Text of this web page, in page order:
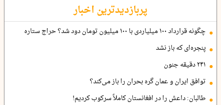
پربازدیدترین اخبار
چگونه قرارداد ۱۰۰ میلیاردی با ۱۰۰ میلیون تومان دود شد؟ حراج ستاره
پنجره‌ای که باز نشد
۲۴۱ دقیقه جنون
توافق ایران و عمان گره بحران را باز می‌کند؟
طالبان: داعش را در افغانستان کاملاً سرکوب کردیم!